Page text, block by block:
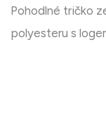
Pohodlné tričko
polyesteru s